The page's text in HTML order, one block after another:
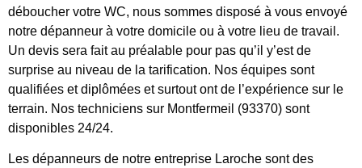
déboucher votre WC, nous sommes disposé à vous envoyé
notre dépanneur à votre domicile ou à votre lieu de travail.
Un devis sera fait au préalable pour pas qu’il y’est de
surprise au niveau de la tarification. Nos équipes sont
qualifiées et diplômées et surtout ont de l’expérience sur le
terrain. Nos techniciens sur Montfermeil (93370) sont
disponibles 24/24.
Les dépanneurs de notre entreprise Laroche sont des